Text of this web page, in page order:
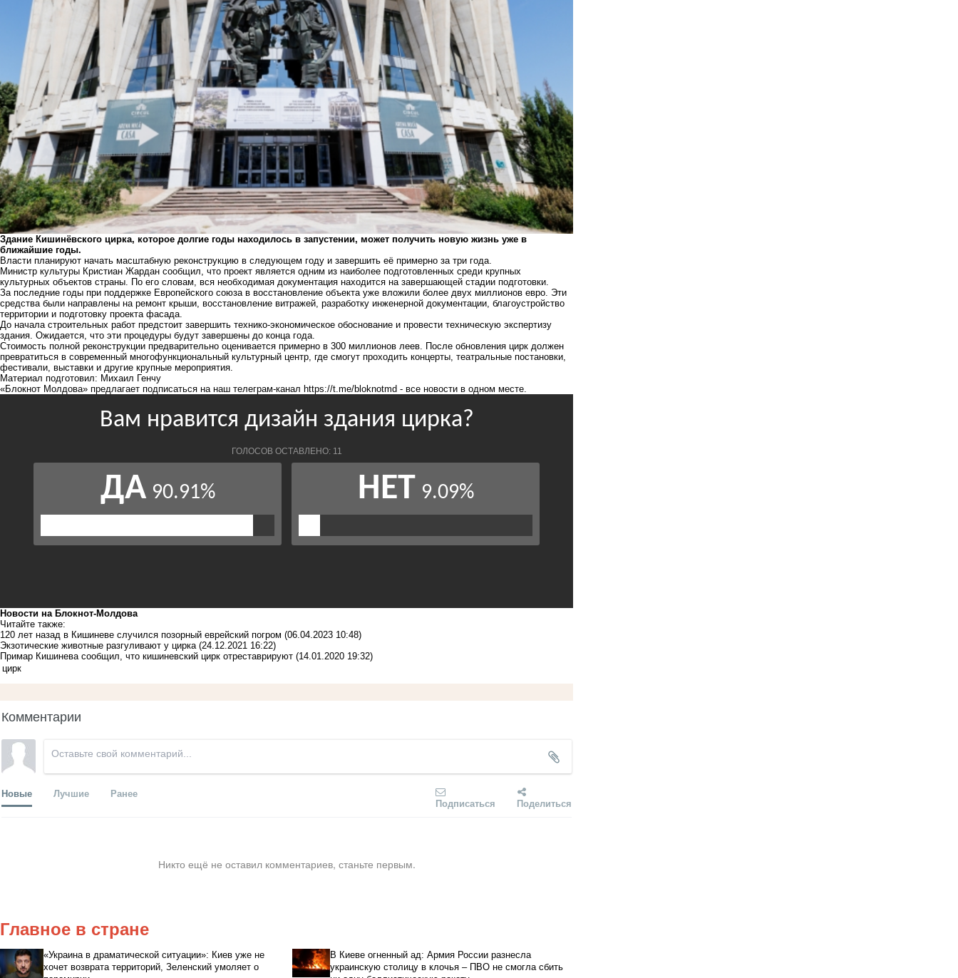
Здание Кишинёвского цирка, которое долгие годы находилось в запустении, может получить новую жизнь уже в
ближайшие годы.
Власти планируют начать масштабную реконструкцию в следующем году и завершить её примерно за три года.
Министр культуры Кристиан Жардан сообщил, что проект является одним из наиболее подготовленных среди крупных
культурных объектов страны. По его словам, вся необходимая документация находится на завершающей стадии подготовки.
За последние годы при поддержке Европейского союза в восстановление объекта уже вложили более двух миллионов евро. Эти
средства были направлены на ремонт крыши, восстановление витражей, разработку инженерной документации, благоустройство
территории и подготовку проекта фасада.
До начала строительных работ предстоит завершить технико-экономическое обоснование и провести техническую экспертизу
здания. Ожидается, что эти процедуры будут завершены до конца года.
Стоимость полной реконструкции предварительно оценивается примерно в 300 миллионов леев. После обновления цирк должен
превратиться в современный многофункциональный культурный центр, где смогут проходить концерты, театральные постановки,
фестивали, выставки и другие крупные мероприятия.
Материал подготовил: Михаил Генчу
«Блокнот Молдова» предлагает подписаться на наш телеграм-канал https://t.me/bloknotmd - все новости в одном месте.
Новости на Блoкнoт-Молдова
Читайте также:
120 лет назад в Кишиневе случился позорный еврейский погром (06.04.2023 10:48)
Экзотические животные разгуливают у цирка (24.12.2021 16:22)
Примар Кишинева сообщил, что кишиневский цирк отреставрируют (14.01.2020 19:32)
цирк
Комментарии
Новые Лучшие Ранее
Подписаться Поделиться
Никто ещё не оставил комментариев, станьте первым.
Главное в стране
«Украина в драматической ситуации»: Киев уже не
хочет возврата территорий, Зеленский умоляет о
В Киеве огненный ад: Армия России разнесла
украинскую столицу в клочья – ПВО не смогла сбить